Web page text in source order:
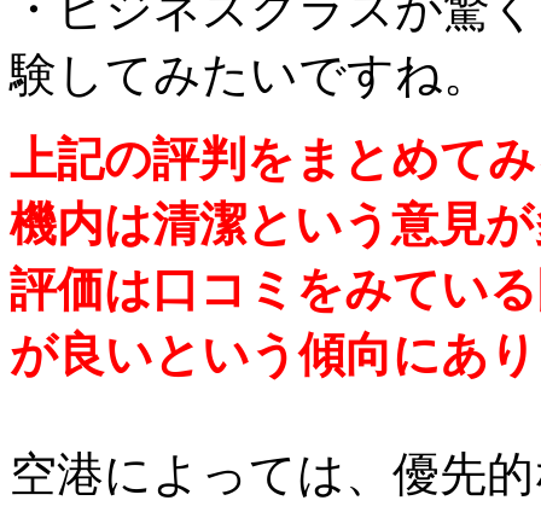
験してみたいですね。
上記の評判をまとめて
機内は清潔という意見
評価は口コミをみてい
が良いという傾向にあ
空港によっては、優先